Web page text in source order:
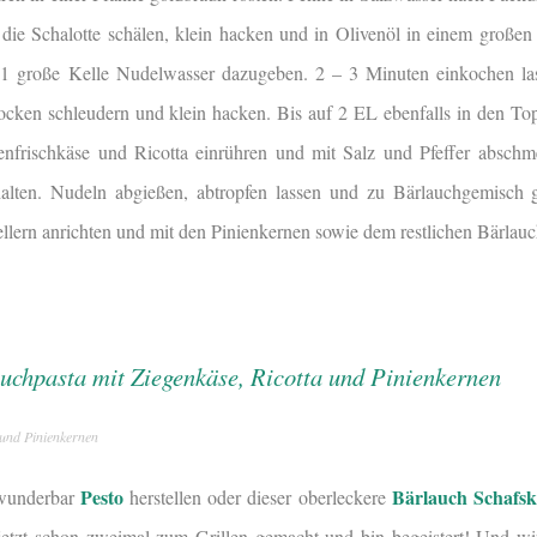
Schalotte schälen, klein hacken und in Olivenöl in einem
große Kelle Nudelwasser dazugeben. 2 – 3 Minuten einkochen
schleudern und klein hacken. Bis auf 2 EL ebenfalls in den
und Ricotta einrühren und mit Salz und Pfeffer
Nudeln abgießen, abtropfen lassen und zu Bärlauchgemisch
anrichten und mit den Pinienkernen sowie dem restlichen
Pinienkernen
Pestoherstellen oder dieser oberleckere Bärlauch